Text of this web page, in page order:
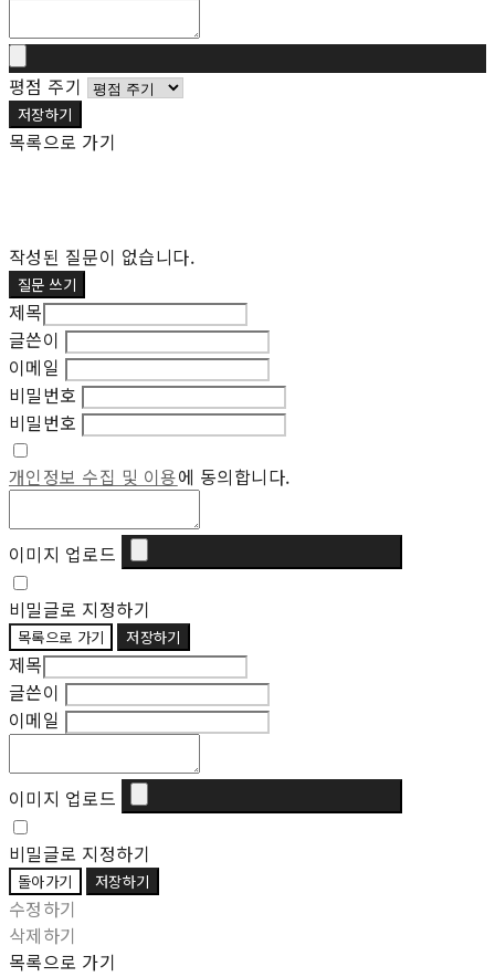
평점 주기
저장하기
목록으로 가기
작성된 질문이 없습니다.
질문 쓰기
제목
글쓴이
이메일
비밀번호
비밀번호
개인정보 수집 및 이용에 동의합니다.
이미지 업로드
비밀글로 지정하기
목록으로 가기 저장하기
제목
글쓴이
이메일
이미지 업로드
비밀글로 지정하기
돌아가기 저장하기
수정하기
삭제하기
목록으로 가기